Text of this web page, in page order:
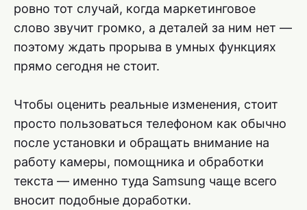
ровно тот случай, когда маркетинговое
слово звучит громко, а деталей за ним нет —
поэтому ждать прорыва в умных функциях
прямо сегодня не стоит.
Чтобы оценить реальные изменения, стоит
просто пользоваться телефоном как обычно
после установки и обращать внимание на
работу камеры, помощника и обработки
текста — именно туда Samsung чаще всего
вносит подобные доработки.